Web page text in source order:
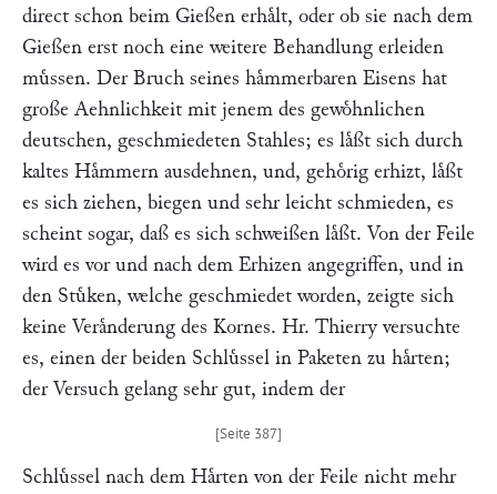
direct schon beim Gießen erhaͤlt, oder ob sie nach dem
Gießen erst noch eine weitere Behandlung erleiden
muͤssen. Der Bruch seines haͤmmerbaren Eisens hat
große Aehnlichkeit mit jenem des gewoͤhnlichen
deutschen, geschmiedeten Stahles; es laͤßt sich durch
kaltes Haͤmmern ausdehnen, und, gehoͤrig erhizt, laͤßt
es sich ziehen, biegen und sehr leicht schmieden, es
scheint sogar, daß es sich schweißen laͤßt. Von der Feile
wird es vor und nach dem Erhizen angegriffen, und in
den Stuͤken, welche geschmiedet worden, zeigte sich
keine Veraͤnderung des Kornes. Hr. Thierryversuchte
es, einen der beiden Schluͤssel in Paketen zu haͤrten;
der Versuch gelang sehr gut, indem der
Schluͤssel nach dem Haͤrten von der Feile nicht mehr